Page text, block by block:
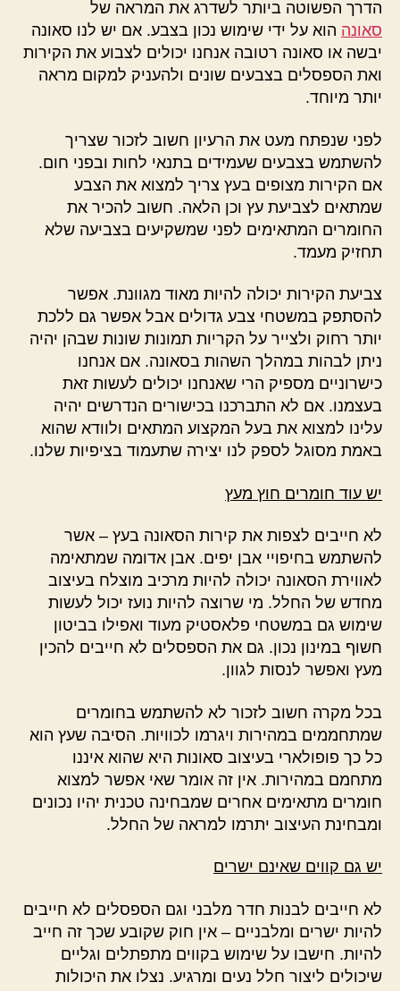
הדרך הפשוטה ביותר לשדרג את המראה של
סאונה הוא על ידי שימוש נכון בצבע. אם יש לנו סאונה
יבשה או סאונה רטובה אנחנו יכולים לצבוע את הקירות
ואת הספסלים בצבעים שונים ולהעניק למקום מראה
יותר מיוחד.
לפני שנפתח מעט את הרעיון חשוב לזכור שצריך
להשתמש בצבעים שעמידים בתנאי לחות ובפני חום.
אם הקירות מצופים בעץ צריך למצוא את הצבע
שמתאים לצביעת עץ וכן הלאה. חשוב להכיר את
החומרים המתאימים לפני שמשקיעים בצביעה שלא
תחזיק מעמד.
צביעת הקירות יכולה להיות מאוד מגוונת. אפשר
להסתפק במשטחי צבע גדולים אבל אפשר גם ללכת
יותר רחוק ולצייר על הקריות תמונות שונות שבהן יהיה
ניתן לבהות במהלך השהות בסאונה. אם אנחנו
כישרוניים מספיק הרי שאנחנו יכולים לעשות זאת
בעצמנו. אם לא התברכנו בכישורים הנדרשים יהיה
עלינו למצוא את בעל המקצוע המתאים ולוודא שהוא
באמת מסוגל לספק לנו יצירה שתעמוד בציפיות שלנו.
יש עוד חומרים חוץ מעץ
לא חייבים לצפות את קירות הסאונה בעץ – אשר
להשתמש בחיפויי אבן יפים. אבן אדומה שמתאימה
לאווירת הסאונה יכולה להיות מרכיב מוצלח בעיצוב
מחדש של החלל. מי שרוצה להיות נועז יכול לעשות
שימוש גם במשטחי פלאסטיק מעוד ואפילו בביטון
חשוף במינון נכון. גם את הספסלים לא חייבים להכין
מעץ ואפשר לנסות לגוון.
בכל מקרה חשוב לזכור לא להשתמש בחומרים
שמתחממים במהירות ויגרמו לכוויות. הסיבה שעץ הוא
כל כך פופולארי בעיצוב סאונות היא שהוא איננו
מתחמם במהירות. אין זה אומר שאי אפשר למצוא
חומרים מתאימים אחרים שמבחינה טכנית יהיו נכונים
ומבחינת העיצוב יתרמו למראה של החלל.
יש גם קווים שאינם ישרים
לא חייבים לבנות חדר מלבני וגם הספסלים לא חייבים
להיות ישרים ומלבניים – אין חוק שקובע שכך זה חייב
להיות. חישבו על שימוש בקווים מתפתלים וגליים
שיכולים ליצור חלל נעים ומרגיע. נצלו את היכולות